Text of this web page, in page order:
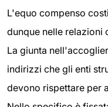
L'equo compenso
dunque nelle relazioni
La giunta
indirizzi che gli enti
devono rispettare per